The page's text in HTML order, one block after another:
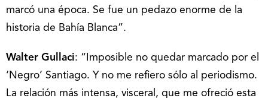
marcó una época. Se fue un pedazo enorme de la
historia de Bahía Blanca”.
Walter Gullaci: “Imposible no quedar marcado por el
‘Negro’ Santiago. Y no me refiero sólo al periodismo.
La relación más intensa, visceral, que me ofreció esta